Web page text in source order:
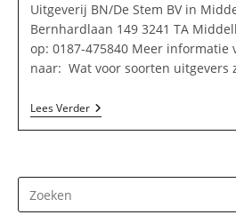
Uitgeverij BN/De Stem BV in
Bernhardlaan 149 3241 TA
op: 0187-475840 Meer
naar: Wat voor soorten uitgevers
Lees VerderUitgeverij
BN/De
Middelharnis